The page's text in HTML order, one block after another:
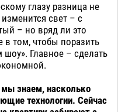
глазу разница не
свет – с
– но вряд ли это
том, чтобы поразить
Главное – сделать
знаем, насколько
технологии. Сейчас